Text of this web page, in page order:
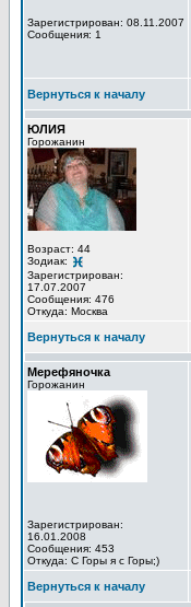
Зарегистрирован: 08.11.2007
Сообщения: 1
Вернуться к началу
ЮЛИЯ
Горожанин
Возраст: 44
Зодиак:
Зарегистрирован:
17.07.2007
Сообщения: 476
Откуда: Москва
Вернуться к началу
Мерефяночка
Горожанин
Зарегистрирован:
16.01.2008
Сообщения: 453
Откуда: С Горы я с Горы;)
Вернуться к началу